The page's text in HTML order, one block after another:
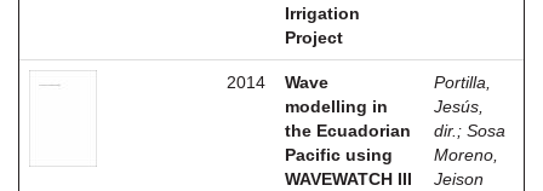
Irrigation
Project
2014
Wave
modelling in
the Ecuadorian
Pacific using
WAVEWATCH III
Portilla,
Jesús,
dir. ; Sosa
Moreno,
Jeison